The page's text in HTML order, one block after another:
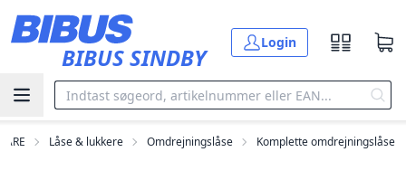
BIBUS SINDBY
Login
Låse & lukkere Omdrejningslåse Komplette omdrejningslåse